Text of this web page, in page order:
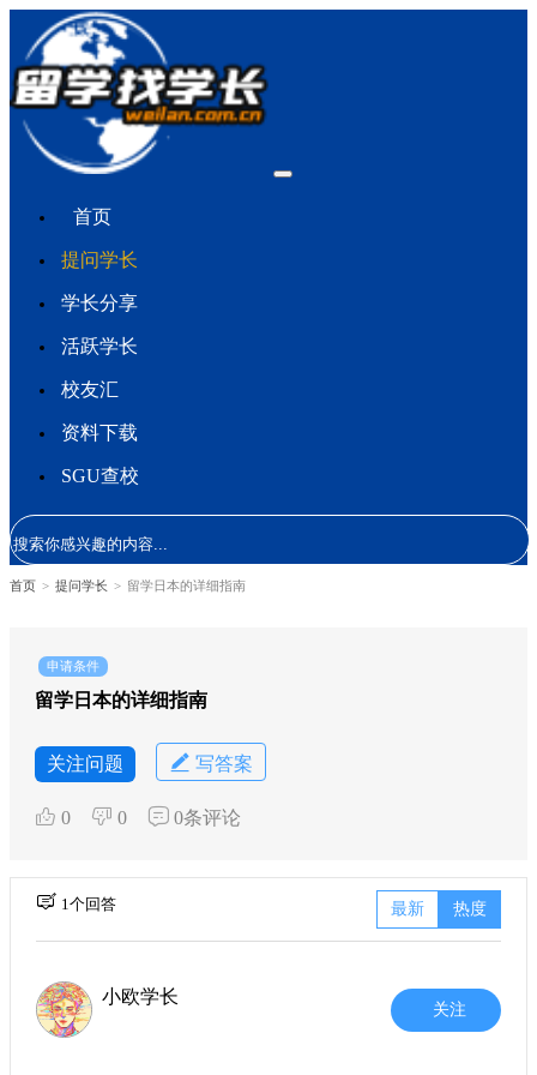
首页
提问学长
学长分享
活跃学长
校友汇
资料下载
SGU查校
首页 > 提问学长 > 留学日本的详细指南
申请条件
留学日本的详细指南
关注问题 写答案
0 0 0条评论
1个回答 最新 热度
小欧学长
关注